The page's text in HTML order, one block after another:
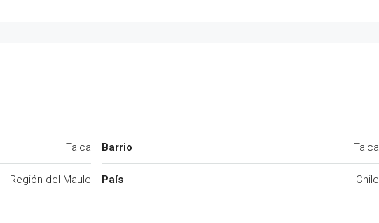
Talca
Región del Maule
Barrio Talca
País Chile